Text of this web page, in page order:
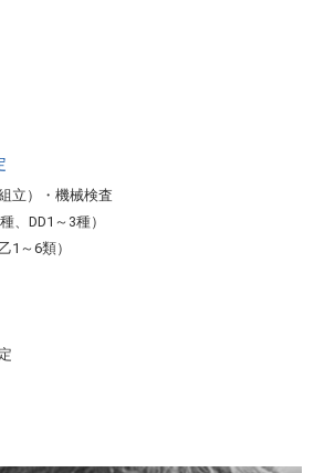
立）・機械検査
、DD1～3種）
1～6類）